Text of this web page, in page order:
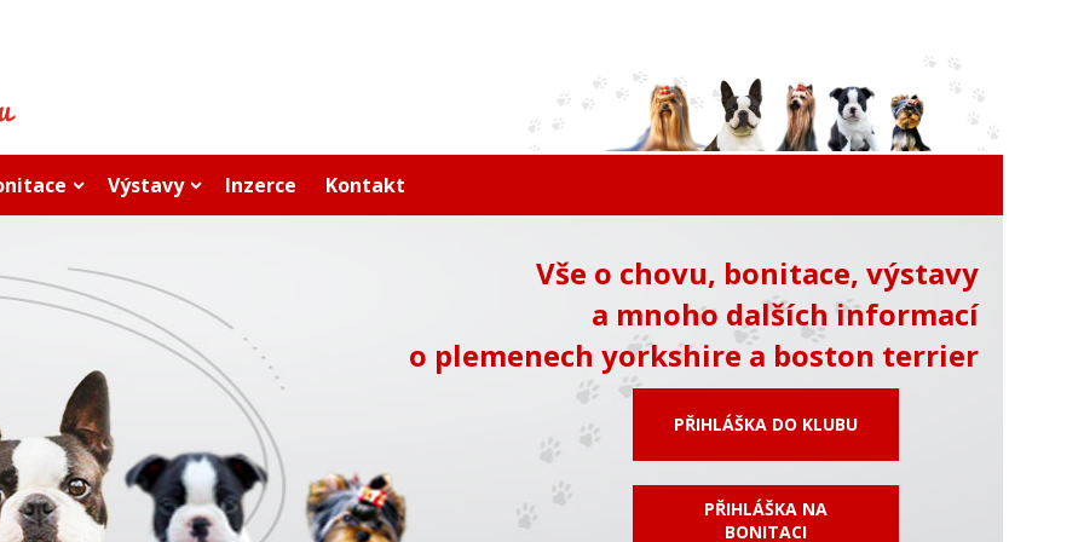
Výstavy Inzerce Kontakt
Vše o chovu, bonitace, výstavy
a mnoho dalších informací
o plemenech yorkshire a boston terrier
PŘIHLÁŠKA DO KLUBU
PŘIHLÁŠKA NA
BONITACI